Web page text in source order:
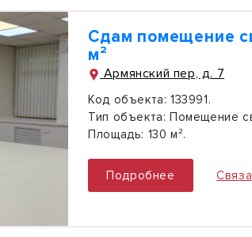
Сдам помещение
м²
Армянский пер, д. 7
Код объекта: 133991.
Тип объекта: Помещение
Площадь: 130 м².
Подробнее